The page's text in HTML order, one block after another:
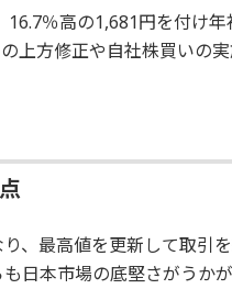
16.7％高の1,681円を付け
上方修正や自社株買いの
、最高値を更新して取引
日本市場の底堅さがうか